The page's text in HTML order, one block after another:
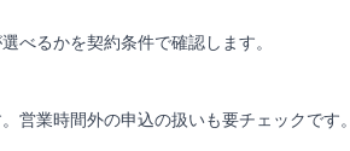
べるかを契約条件で確認します。
営業時間外の申込の扱いも要チェックです。